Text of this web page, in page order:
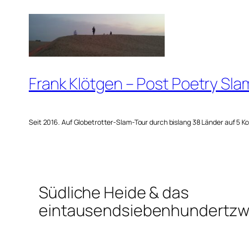
springen
Frank Klötgen – Post Poetry
Seit 2016. Auf Globetrotter-Slam-Tour durch bislang 38 Länder auf 5
Südliche Heide & das